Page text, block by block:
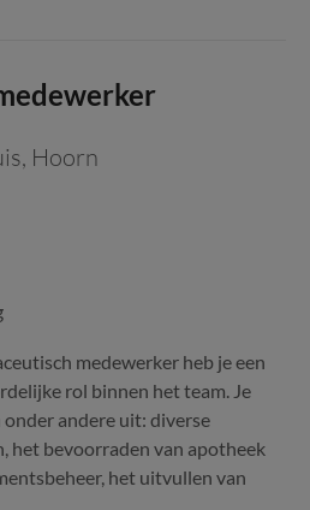
, Hoorn
medewerker heb je een
rol binnen het team. Je
andere uit: diverse
het bevoorraden van apotheek
het uitvullen van